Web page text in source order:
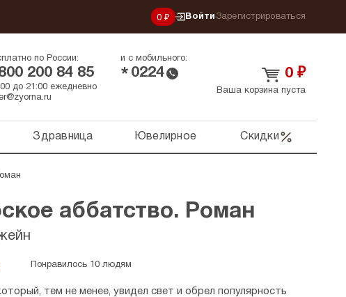
0 ₽ Войти Зарегистрироваться
по России:
200 84 85
и с мобильного:
* 0224
до 21:00 ежедневно
0 ₽
Ваша корзина пуста
Здравница Ювелирное Скидки
аббатство. Роман
Понравилось 10 людям
тем не менее, увидел свет и обрел популярность